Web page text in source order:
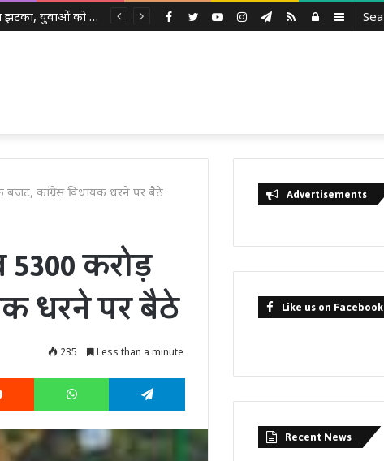
श्रीलंका दौरे से पहले टीम इंडिया को झटका, चोटिल शुभमन गिल वॉर्म-अप मैच से बाहर, KL राहुल संभालेंगे कप्तानी Sidebar
Log
RSS
Telegram
Instagram
YouTube
Twitter
Facebook
कांग्रेस विधायक धरने पर बैठे
करोड़
धरने पर बैठे
235 Less than a minute
Reddit WhatsApp Telegram
Advertisements
Like us on Facebook
Recent News